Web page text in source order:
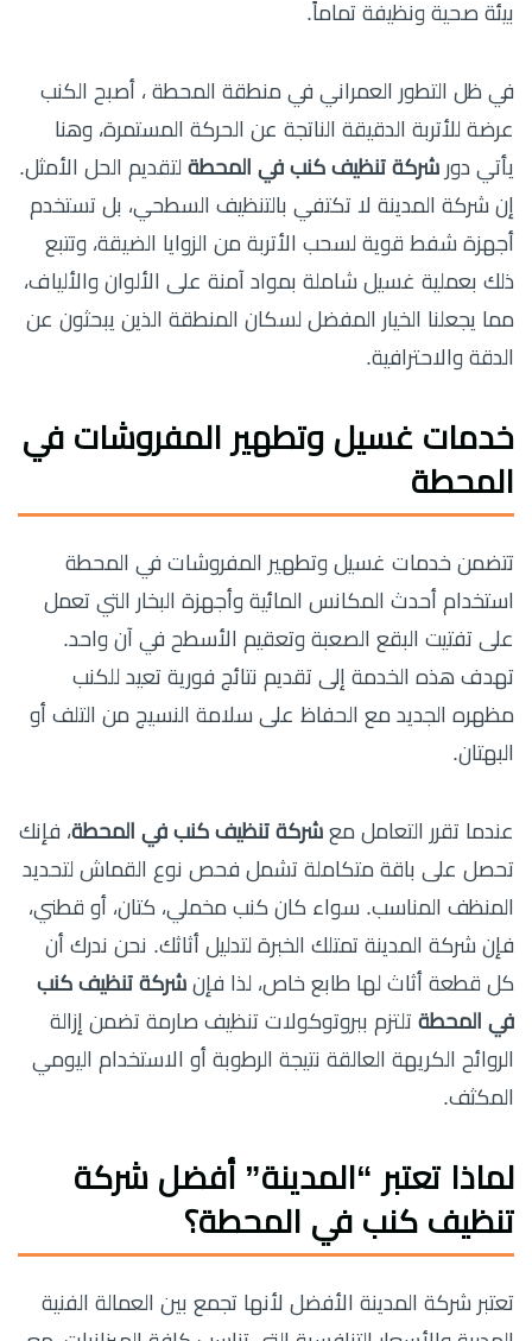
بيئة صحية ونظيفة تماماً.
في ظل التطور العمراني في منطقة المحطة ، أصبح الكنب
عرضة للأتربة الدقيقة الناتجة عن الحركة المستمرة، وهنا
يأتي دور شركة تنظيف كنب في المحطة لتقديم الحل الأمثل.
إن شركة المدينة لا تكتفي بالتنظيف السطحي، بل تستخدم
أجهزة شفط قوية لسحب الأتربة من الزوايا الضيقة، وتتبع
ذلك بعملية غسيل شاملة بمواد آمنة على الألوان والألياف،
مما يجعلنا الخيار المفضل لسكان المنطقة الذين يبحثون عن
الدقة والاحترافية.
خدمات غسيل وتطهير المفروشات في
المحطة
تتضمن خدمات غسيل وتطهير المفروشات في المحطة
استخدام أحدث المكانس المائية وأجهزة البخار التي تعمل
على تفتيت البقع الصعبة وتعقيم الأسطح في آن واحد.
تهدف هذه الخدمة إلى تقديم نتائج فورية تعيد للكنب
مظهره الجديد مع الحفاظ على سلامة النسيج من التلف أو
البهتان.
عندما تقرر التعامل مع شركة تنظيف كنب في المحطة، فإنك
تحصل على باقة متكاملة تشمل فحص نوع القماش لتحديد
المنظف المناسب. سواء كان كنب مخملي، كتان، أو قطني،
فإن شركة المدينة تمتلك الخبرة لتدليل أثاثك. نحن ندرك أن
كل قطعة أثاث لها طابع خاص، لذا فإن شركة تنظيف كنب
في المحطة تلتزم ببروتوكولات تنظيف صارمة تضمن إزالة
الروائح الكريهة العالقة نتيجة الرطوبة أو الاستخدام اليومي
المكثف.
لماذا تعتبر “المدينة” أفضل شركة
تنظيف كنب في المحطة؟
تعتبر شركة المدينة الأفضل لأنها تجمع بين العمالة الفنية